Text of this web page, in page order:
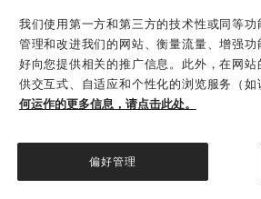
们的退货政策，并联系我们的客服人
全封条和标签未被摘除。此外，必
足上述任何一条要求，我们有权拒
我们使用第一方和第三方的技术性或同等
管理和改进我们的网站、衡量流量、增强
好向您提供相关的推广信息。此外，在网
供交互式、自适应和个性化的浏览服务（如
何运作的更多信息，请点击此处。
偏好管理